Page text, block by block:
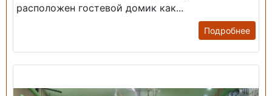
расположен гостевой домик как...
Подробнее